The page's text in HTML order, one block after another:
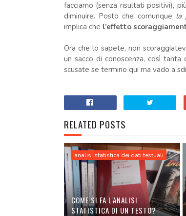
facciamo (senza risultati positivi),
diminuire. Posto che comunque la
implica che l’effetto
Ora che lo sapete, non
un sacco di conoscenza, così
scusate se termino qui ma vado a
RELATED POSTS
analisi statistica dei dati testuali
COME SI FA L'ANALISI
STATISTICA DI UN TESTO?